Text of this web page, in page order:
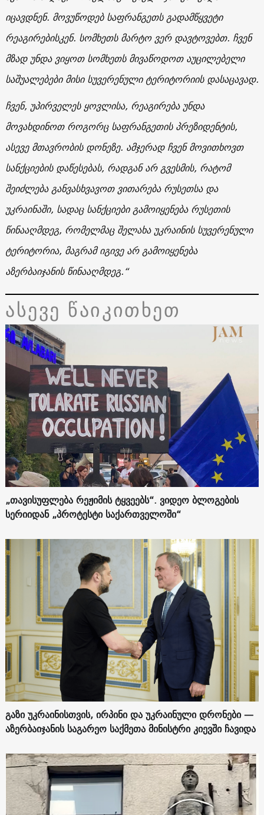
იცავდნენ. მოვუწოდებ საფრანგეთს გადამწყვეტი
რეაგირებისკენ. სომხეთს მარტო ვერ დავტოვებთ. ჩვენ
მზად უნდა ვიყოთ სომხეთს მივაწოდოთ აუცილებელი
საშუალებები მისი სუვერენული ტერიტორიის დასაცავად.
ჩვენ, უპირველეს ყოვლისა, რეაგირება უნდა
მოვახდინოთ როგორც საფრანგეთის პრეზიდენტის,
ასევე მთავრობის დონეზე. ამჯერად ჩვენ მოვითხოვთ
სანქციების დაწესებას, რადგან არ გვესმის, რატომ
შეიძლება განვასხვავოთ ვითარება რუსეთსა და
უკრაინაში, სადაც სანქციები გამოიყენება რუსეთის
წინააღმდეგ, რომელმაც შელახა უკრაინის სუვერენული
ტერიტორია, მაგრამ იგივე არ გამოიყენება
აზერბაიჯანის წინააღმდეგ.“
ასევე წაიკითხეთ
„თავისუფლება რეჟიმის ტყვეებს“. ვიდეო ბლოგების
სერიიდან „პროტესტი საქართველოში“
გაზი უკრაინისთვის, ირპინი და უკრაინული დრონები —
აზერბაიჯანის საგარეო საქმეთა მინისტრი კიევში ჩავიდა